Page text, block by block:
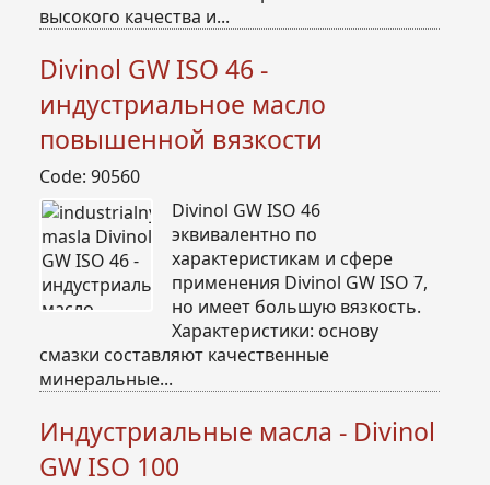
высокого качества и...
Divinol GW ISO 46 -
индустриальное масло
повышенной вязкости
Code: 90560
Divinol GW ISO 46
эквивалентно по
характеристикам и сфере
применения Divinol GW ISO 7,
но имеет большую вязкость.
Характеристики: основу
смазки составляют качественные
минеральные...
Индустриальные масла - Divinol
GW ISO 100